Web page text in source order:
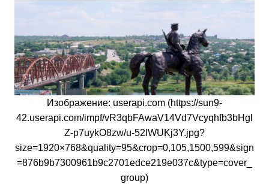
Изображение: userapi.com (https://sun9-
42.userapi.com/impf/vR3qbFAwaV14Vd7Vcyqhfb3bHgl
Z-p7uykO8zw/u-52lWUKj3Y.jpg?
size=1920×768&quality=95&crop=0,105,1500,599&sign
=876b9b7300961b9c2701edce219e037c&type=cover_
group)